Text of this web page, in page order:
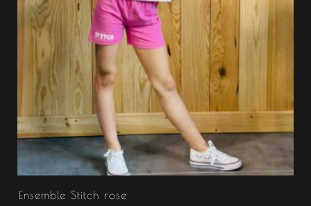
Ensemble Stitch rose